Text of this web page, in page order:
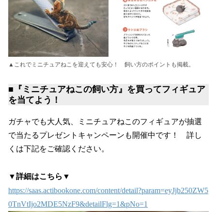
▲これでミニチュアねこを迎えても安心！ 飼い方のポイントも掲載。
■『ミニチュアねこの飼い方』を買ってフィギュア
を当てよう！
ガチャでも大人気、ミニチュアねこのフィギュアが抽選
で当たるプレゼントキャンペーンも開催中です！ 詳し
くは下記をご確認ください。
▼詳細はこちら▼
https://saas.actibookone.com/content/detail?param=eyJjb250ZW5
0TnVtIjo2MDE5NzF9&detailFlg=1&pNo=1